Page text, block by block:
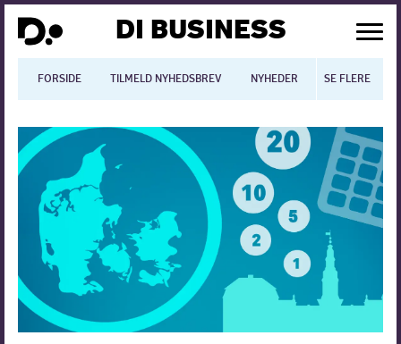
DI BUSINESS
FORSIDE TILMELD NYHEDSBREV NYHEDER BLOGS
SE FLERE
Dansk økonomi
Digitalisering
International økonomi
Arbejdsmiljø
Arbejdsmarkedet